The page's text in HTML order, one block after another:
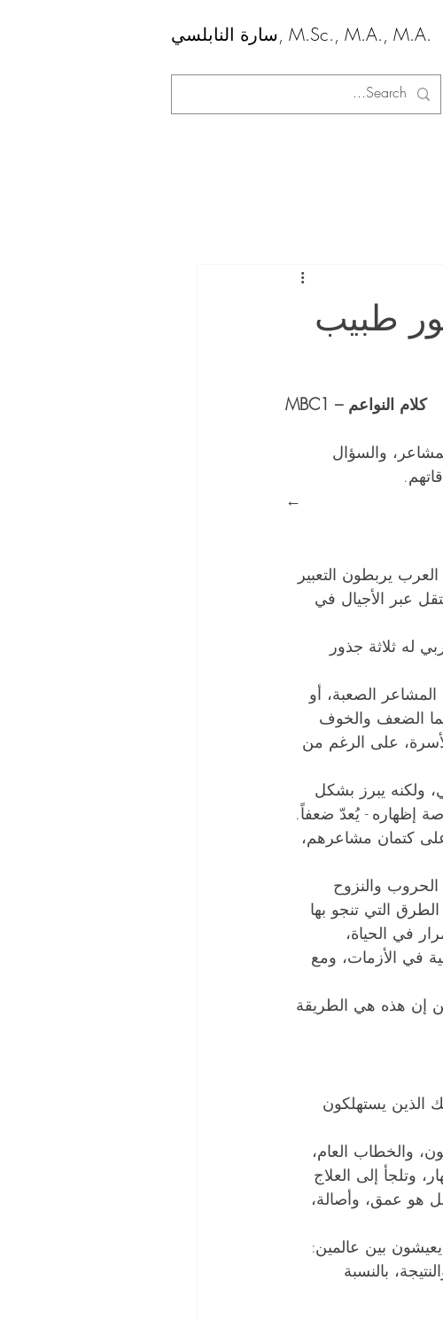
سارة النابلسي, M.Sc., M.A., M.A.
طبيب
MBC1 – كلام النواعم
والسؤال
←
من العرب بالفطرة: 62% من الرجال العرب يربطون التعبير
عبر الأجيال في
له ثلاثة جذور
الصعبة، أو
الضعف والخوف
على الرغم من
ولكنه يبرز بشكل
إظهاره - يُعدّ ضعفاً.
على كتمان مشاعرهم،
والنزوح
التي تنجو بها
في الحياة،
في الأزمات، ومع
إن هذه هي الطريقة
الذين يستهلكون
والخطاب العام،
وتلجأ إلى العلاج
هو عمق، وأصالة،
بين عالمين:
بالنسبة